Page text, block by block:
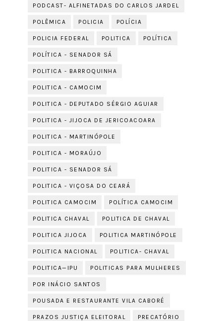
PODCAST- ALFINETADAS DO CARLOS JARDEL
POLÊMICA POLICIA POLÍCIA
POLICIA FEDERAL POLITICA POLÍTICA
POLÍTICA - SENADOR SÁ
POLITICA - BARROQUINHA
POLITICA - CAMOCIM
POLITICA - DEPUTADO SÉRGIO AGUIAR
POLITICA - JIJOCA DE JERICOACOARA
POLITICA - MARTINÓPOLE
POLITICA - MORAÚJO
POLITICA - SENADOR SÁ
POLITICA - VIÇOSA DO CEARÁ
POLITICA CAMOCIM POLÍTICA CAMOCIM
POLITICA CHAVAL POLITICA DE CHAVAL
POLITICA JIJOCA POLITICA MARTINÓPOLE
POLITICA NACIONAL POLITICA- CHAVAL
POLITICA—IPU POLITICAS PARA MULHERES
POR INÁCIO SANTOS
POUSADA E RESTAURANTE VILA CABORÉ
PRAZOS JUSTIÇA ELEITORAL PRECATÓRIO